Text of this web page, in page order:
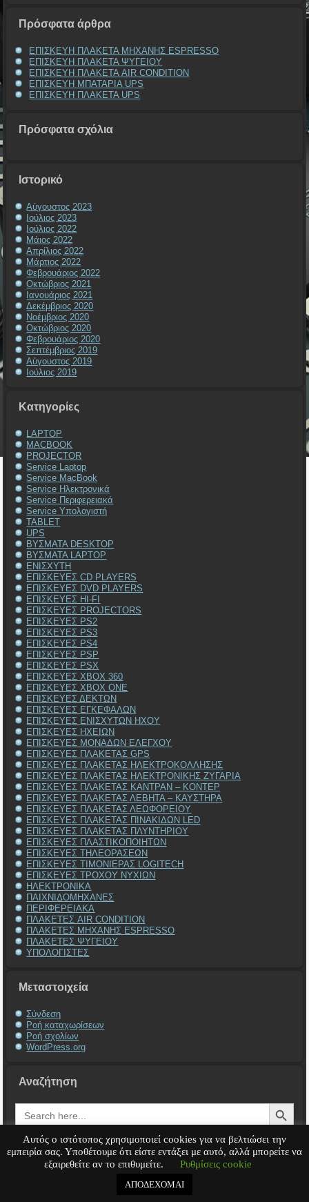
Πρόσφατα άρθρα
ΕΠΙΣΚΕΥΗ ΠΛΑΚΕΤΑ ΜΗΧΑΝΗΣ ESPRESSO
ΕΠΙΣΚΕΥΗ ΠΛΑΚΕΤΑ ΨΥΓΕΙΟΥ
ΕΠΙΣΚΕΥΗ ΠΛΑΚΕΤΑ AIR CONDITION
ΕΠΙΣΚΕΥΗ ΜΠΑΤΑΡΙΑ UPS
ΕΠΙΣΚΕΥΗ ΠΛΑΚΕΤΑ UPS
Πρόσφατα σχόλια
Ιστορικό
Αύγουστος 2023
Ιούλιος 2023
Ιούλιος 2022
Μάιος 2022
Απρίλιος 2022
Μάρτιος 2022
Φεβρουάριος 2022
Οκτώβριος 2021
Ιανουάριος 2021
Δεκέμβριος 2020
Νοέμβριος 2020
Οκτώβριος 2020
Φεβρουάριος 2020
Σεπτέμβριος 2019
Αύγουστος 2019
Ιούλιος 2019
Kατηγορίες
LAPTOP
MACBOOK
PROJECTOR
Service Laptop
Service MacBook
Service Ηλεκτρονικά
Service Περιφερειακά
Service Υπολογιστή
TABLET
UPS
ΒΥΣΜΑΤΑ DESKTOP
ΒΥΣΜΑΤΑ LAPTOP
ΕΝΙΣΧΥΤΗ
ΕΠΙΣΚΕΥΕΣ CD PLAYERS
ΕΠΙΣΚΕΥΕΣ DVD PLAYERS
ΕΠΙΣΚΕΥΕΣ HI-FI
ΕΠΙΣΚΕΥΕΣ PROJECTORS
ΕΠΙΣΚΕΥΕΣ PS2
ΕΠΙΣΚΕΥΕΣ PS3
ΕΠΙΣΚΕΥΕΣ PS4
ΕΠΙΣΚΕΥΕΣ PSP
ΕΠΙΣΚΕΥΕΣ PSX
ΕΠΙΣΚΕΥΕΣ XBOX 360
ΕΠΙΣΚΕΥΕΣ XBOX ONE
ΕΠΙΣΚΕΥΕΣ ΔΕΚΤΩΝ
ΕΠΙΣΚΕΥΕΣ ΕΓΚΕΦΑΛΩΝ
ΕΠΙΣΚΕΥΕΣ ΕΝΙΣΧΥΤΩΝ ΗΧΟΥ
ΕΠΙΣΚΕΥΕΣ ΗΧΕΙΩΝ
ΕΠΙΣΚΕΥΕΣ ΜΟΝΑΔΩΝ ΕΛΕΓΧΟΥ
ΕΠΙΣΚΕΥΕΣ ΠΛΑΚΕΤΑΣ GPS
ΕΠΙΣΚΕΥΕΣ ΠΛΑΚΕΤΑΣ ΗΛΕΚΤΡΟΚΟΛΛΗΣΗΣ
ΕΠΙΣΚΕΥΕΣ ΠΛΑΚΕΤΑΣ ΗΛΕΚΤΡΟΝΙΚΗΣ ΖΥΓΑΡΙΑ
ΕΠΙΣΚΕΥΕΣ ΠΛΑΚΕΤΑΣ ΚΑΝΤΡΑΝ – ΚΟΝΤΕΡ
ΕΠΙΣΚΕΥΕΣ ΠΛΑΚΕΤΑΣ ΛΕΒΗΤΑ – ΚΑΥΣΤΗΡΑ
ΕΠΙΣΚΕΥΕΣ ΠΛΑΚΕΤΑΣ ΛΕΩΦΟΡΕΙΟΥ
ΕΠΙΣΚΕΥΕΣ ΠΛΑΚΕΤΑΣ ΠΙΝΑΚΙΔΩΝ LED
ΕΠΙΣΚΕΥΕΣ ΠΛΑΚΕΤΑΣ ΠΛΥΝΤΗΡΙΟΥ
ΕΠΙΣΚΕΥΕΣ ΠΛΑΣΤΙΚΟΠΟΙΗΤΩΝ
ΕΠΙΣΚΕΥΕΣ ΤΗΛΕΟΡΑΣΕΩΝ
ΕΠΙΣΚΕΥΕΣ ΤΙΜΟΝΙΕΡΑΣ LOGITECH
ΕΠΙΣΚΕΥΕΣ ΤΡΟΧΟΥ ΝΥΧΙΩΝ
ΗΛΕΚΤΡΟΝΙΚΑ
ΠΑΙΧΝΙΔΟΜΗΧΑΝΕΣ
ΠΕΡΙΦΕΡΕΙΑΚΑ
ΠΛΑΚΕΤΕΣ AIR CONDITION
ΠΛΑΚΕΤΕΣ ΜΗΧΑΝΗΣ ESPRESSO
ΠΛΑΚΕΤΕΣ ΨΥΓΕΙΟΥ
ΥΠΟΛΟΓΙΣΤΕΣ
Μεταστοιχεία
Σύνδεση
Ροή καταχωρίσεων
Ροή σχολίων
WordPress.org
Αναζήτηση
Search
for:
Search Button
Service Υπολογιστή Service Laptop Service Macbook Service Περιφερειακά
Αυτός ο ιστότοπος χρησιμοποιεί cookies για να βελτιώσει την
εμπειρία σας. Υποθέτουμε ότι είστε εντάξει με αυτό, αλλά μπορείτε να
εξαιρεθείτε αν το επιθυμείτε.
Ρυθμίσεις cookie
ΑΠΟΔΕΧΟΜΑΙ